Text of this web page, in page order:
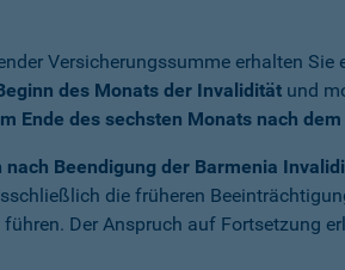
Versicherungssumme erhalten
des Monats der Invalidität und
Ende des sechsten Monats nach dem
Beendigung der Barmenia
die früheren
Der Anspruch auf Fortsetzung